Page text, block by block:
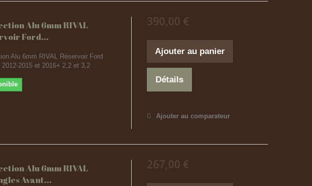
Alu 6mm RIVAL
Ford...
Alu 6mm RIVAL Réservoir Ford
2012-2015 et 2016+ 2,2 et 3,2
390,00 €
Ajouter au panier
Détails
Ajouter au comparateur
Alu 6mm RIVAL
Avant...
267,00 €